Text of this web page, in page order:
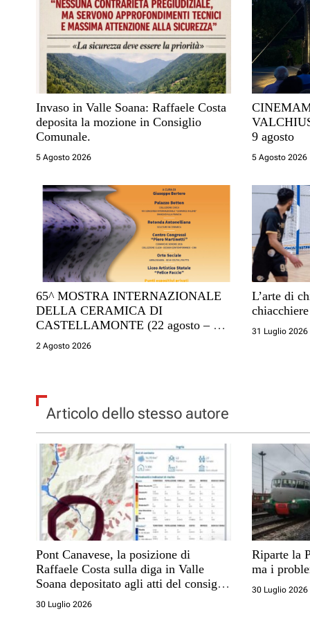
o
n
a
i
c
o
i
Invaso in Valle Soana: Raffaele Costa
deposita la mozione in Consiglio
Comunale.
5 Agosto 2026
9 agosto
5 Agosto 2026
65^ MOSTRA INTERNAZIONALE
DELLA CERAMICA DI
CASTELLAMONTE (22 agosto – 13
settembre 2026)
2 Agosto 2026
L’arte di
31 Luglio 2026
Articolo dello stesso autore
Pont Canavese, la posizione di
Raffaele Costa sulla diga in Valle
Soana depositato agli atti del consiglio
comunale
30 Luglio 2026
Riparte la
ma i
30 Luglio 2026